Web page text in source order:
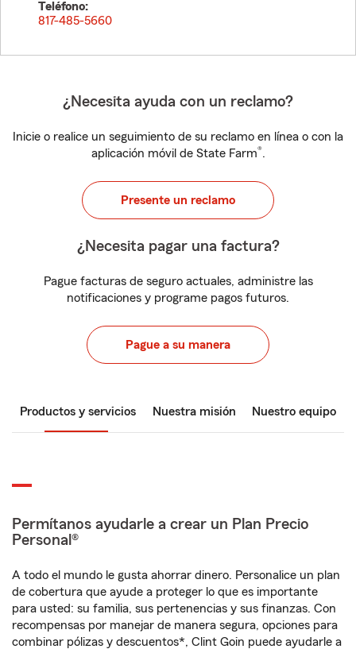
Teléfono:
817-485-5660
¿Necesita ayuda con un reclamo?
Inicie o realice un seguimiento de su reclamo en línea o con la
aplicación móvil de State Farm®.
Presente un reclamo
¿Necesita pagar una factura?
Pague facturas de seguro actuales, administre las
notificaciones y programe pagos futuros.
Pague a su manera
Productos y servicios Nuestra misión Nuestro equipo
Permítanos ayudarle a crear un Plan Precio
Personal®
A todo el mundo le gusta ahorrar dinero. Personalice un plan
de cobertura que ayude a proteger lo que es importante
para usted: su familia, sus pertenencias y sus finanzas. Con
recompensas por manejar de manera segura, opciones para
combinar pólizas y descuentos*, Clint Goin puede ayudarle a